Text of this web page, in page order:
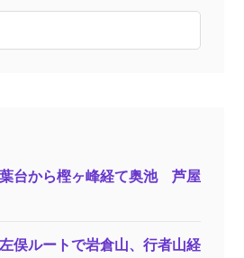
台から樫ヶ峰経て奥池 芦屋
俣ルートで岩倉山、行者山経